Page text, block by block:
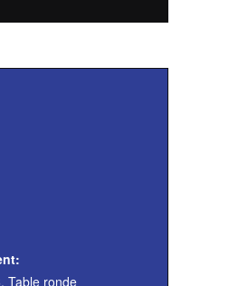
, Table ronde